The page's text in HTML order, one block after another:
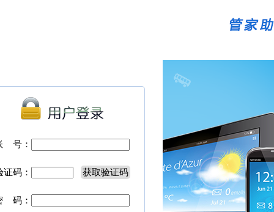
号：
证码： 获取验证码
码：